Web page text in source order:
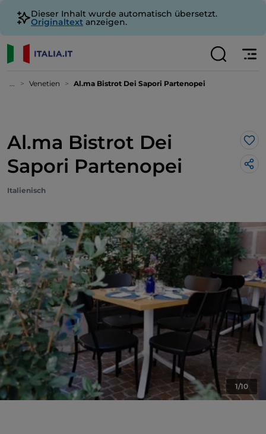
Dieser Inhalt wurde automatisch übersetzt.
Originaltext anzeigen.
... Venetien Al.ma Bistrot Dei Sapori Partenopei
Al.ma Bistrot Dei
Sapori Partenopei
Italienisch
1/10